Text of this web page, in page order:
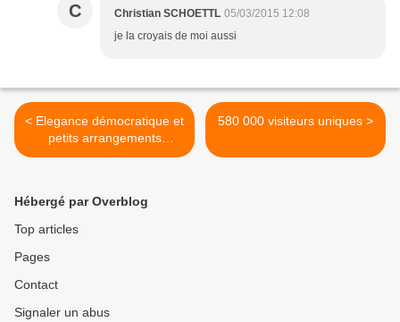
C Christian SCHOETTL 05/03/2015 12:08
je la croyais de moi aussi
< Elegance démocratique et
petits arrangements
politiques
580 000 visiteurs uniques >
Hébergé par Overblog
Top articles
Pages
Contact
Signaler un abus